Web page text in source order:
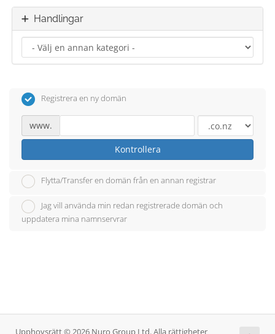
Handlingar
Registrera en ny domän
www.
Kontrollera
Flytta/Transfer en domän från en annan registrar
Jag vill använda min redan registrerade domän och
uppdatera mina namnservrar
Upphovsrätt © 2026 Nuro Group Ltd. Alla rättigheter